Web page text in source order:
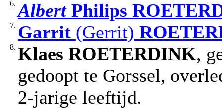
6. AlbertPhilips
7. Garrit (Gerrit)
8. Klaes ROETERDINK,
gedoopt te Gorssel,
2-jarige leeftijd.